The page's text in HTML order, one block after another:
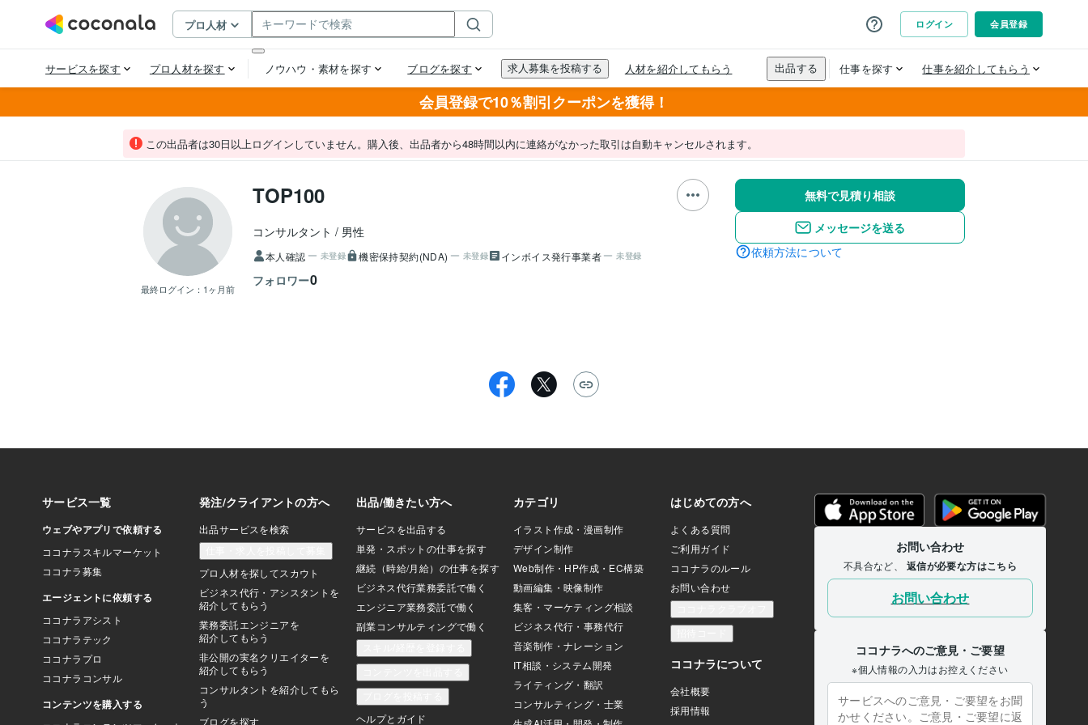
会員登録で10％割引クーポンを獲得！
この出品者は30日以上ログインしていません。購入後、出品者から48時間以内に連絡がなかった取引は自動キャンセルされます。
最終ログイン： 1ヶ月前
TOP100
コンサルタント 男性
本人確認 未登録 機密保持契約(NDA) 未登録 インボイス発行事業者 未登録
フォロワー0
無料で見積り相談
メッセージを送る
依頼方法について